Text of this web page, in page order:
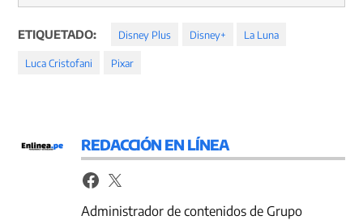
ETIQUETADO: Disney Plus Disney+ La Luna
Luca Cristofani Pixar
REDACCIÓN EN LÍNEA
Administrador de contenidos de Grupo